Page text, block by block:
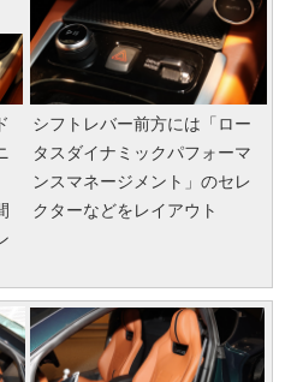
シフトレバー前方には「ロー
タスダイナミックパフォーマ
ンスマネージメント」のセレ
クターなどをレイアウト